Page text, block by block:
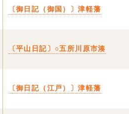
〔御日記（御国）〕津軽藩
〔平山日記〕○五所川原市湊
〔御日記（江戸）〕津軽藩